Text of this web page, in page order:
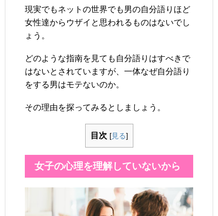
現実でもネットの世界でも男の自分語りほど
女性達からウザイと思われるものはないでし
ょう。
どのような指南を見ても自分語りはすべきで
はないとされていますが、一体なぜ自分語り
をする男はモテないのか。
その理由を探ってみるとしましょう。
目次 [見る]
女子の心理を理解していないから